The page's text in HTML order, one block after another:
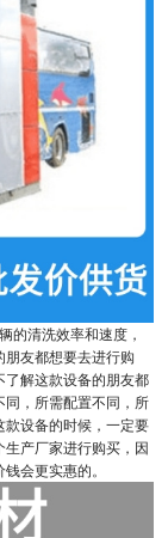
的清洗效率和速度，
友都想要去进行购
解这款设备的朋友都
，所需配置不同，所
设备的时候，一定要
产厂家进行购买，因
会更实惠的。